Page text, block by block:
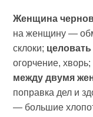
Женщина
на женщину —
склоки;
огорчение, хворь;
между двумя
поправка дел и
— большие